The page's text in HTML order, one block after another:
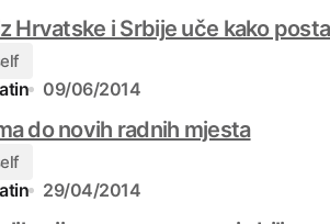
Hrvatske i Srbije uče kako
09/06/2014
do novih radnih mjesta
29/04/2014